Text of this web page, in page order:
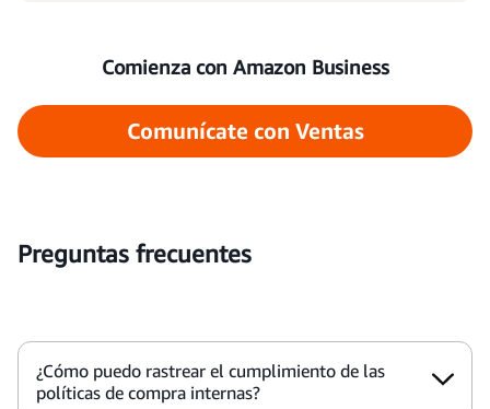
Comienza con Amazon Business
Comunícate con Ventas
Preguntas frecuentes
¿Cómo puedo rastrear el cumplimiento de las
políticas de compra internas?